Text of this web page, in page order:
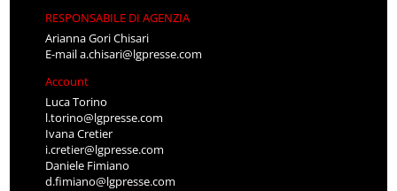
RESPONSABILE DI AGENZIA
Arianna Gori Chisari
E-maila.chisari@lgpresse.com
Account
Luca Torino
l.torino@lgpresse.com
Ivana Cretier
i.cretier@lgpresse.com
Daniele Fimiano
d.fimiano@lgpresse.com